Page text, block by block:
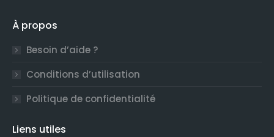
À propos
Besoin d’aide ?
Conditions d’utilisation
Politique de confidentialité
Liens utiles